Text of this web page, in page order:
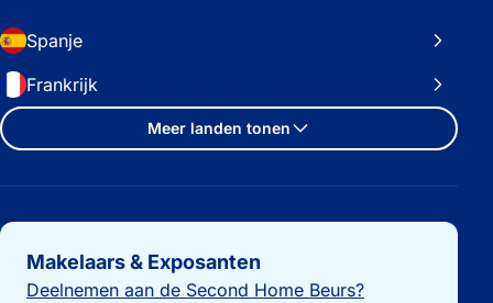
Spanje
Frankrijk
Meer landen tonen
Belangrijke links
Makelaars & Exposanten
Deelnemen aan de Second Home Beurs?